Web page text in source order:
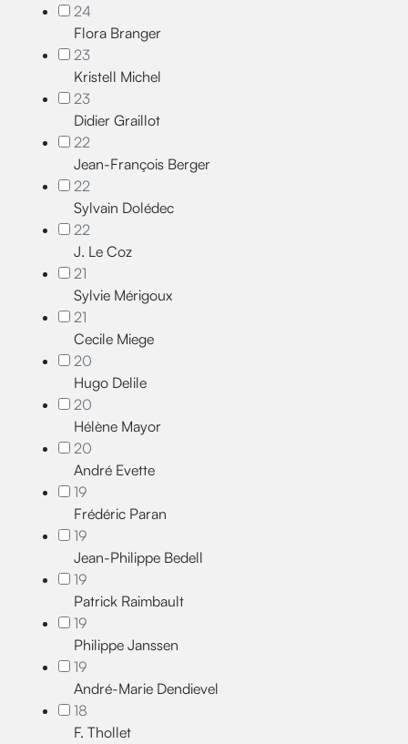
24
Flora Branger
23
Kristell Michel
23
Didier Graillot
22
Jean-François Berger
22
Sylvain Dolédec
22
J. Le Coz
21
Sylvie Mérigoux
21
Cecile Miege
20
Hugo Delile
20
Hélène Mayor
20
André Evette
19
Frédéric Paran
19
Jean-Philippe Bedell
19
Patrick Raimbault
19
Philippe Janssen
19
André-Marie Dendievel
18
F. Thollet